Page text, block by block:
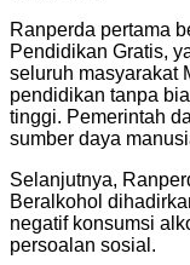
Ranperda pertama
Pendidikan Gratis,
seluruh masyarakat
pendidikan tanpa
tinggi. Pemerintah
sumber daya
Selanjutnya,
Beralkohol
negatif konsumsi
persoalan sosial.